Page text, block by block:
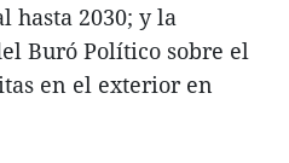
hasta 2030; y la
Buró Político sobre el
en el exterior en